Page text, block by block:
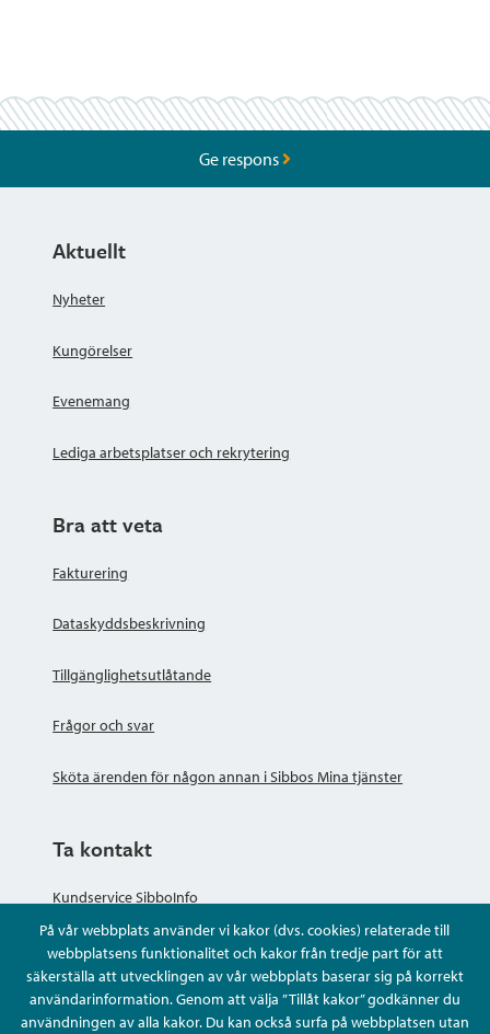
På vår webbplats använder vi kakor (dvs. cookies) relaterade till
webbplatsens funktionalitet och kakor från tredje part för att
säkerställa att utvecklingen av vår webbplats baserar sig på korrekt
användarinformation. Genom att välja ”Tillåt kakor” godkänner du
användningen av alla kakor. Du kan också surfa på webbplatsen utan
Ge respons
Aktuellt
Nyheter
Kungörelser
Evenemang
Lediga arbetsplatser och rekrytering
Bra att veta
Fakturering
Dataskyddsbeskrivning
Tillgänglighetsutlåtande
Frågor och svar
Sköta ärenden för någon annan i Sibbos Mina tjänster
Ta kontakt
Kundservice SibboInfo
Ge anonym respons
Ställ en fråga eller sköta ditt ärende